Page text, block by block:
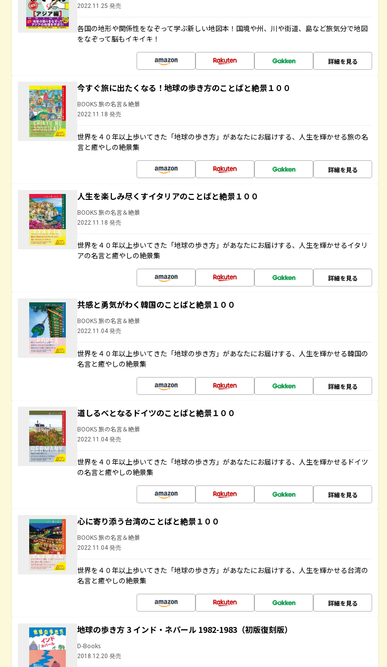
2022.11.25 発売
各国の地形や関係性をなぞって学ぶ新しい地図本！国境や州、川や街道、島など旅気分で地図
をなぞって脳もイキイキ！
詳細を見る
今すぐ旅に出たくなる！地球の歩き方のことばと絶景１００
BOOKS 旅の名言＆絶景
2022.11.18 発売
世界を４０年以上歩いてきた「地球の歩き方」があなたにお届けする、人生を輝かせる旅の名
言と癒やしの絶景集
詳細を見る
人生を楽しみ尽くすイタリアのことばと絶景１００
BOOKS 旅の名言＆絶景
2022.11.18 発売
世界を４０年以上歩いてきた「地球の歩き方」があなたにお届けする、人生を輝かせるイタリ
アの名言と癒やしの絶景集
詳細を見る
共感と勇気がわく韓国のことばと絶景１００
BOOKS 旅の名言＆絶景
2022.11.04 発売
世界を４０年以上歩いてきた「地球の歩き方」があなたにお届けする、人生を輝かせる韓国の
名言と癒やしの絶景集
詳細を見る
道しるべとなるドイツのことばと絶景１００
BOOKS 旅の名言＆絶景
2022.11.04 発売
世界を４０年以上歩いてきた「地球の歩き方」があなたにお届けする、人生を輝かせるドイツ
の名言と癒やしの絶景集
詳細を見る
心に寄り添う台湾のことばと絶景１００
BOOKS 旅の名言＆絶景
2022.11.04 発売
世界を４０年以上歩いてきた「地球の歩き方」があなたにお届けする、人生を輝かせる台湾の
名言と癒やしの絶景集
詳細を見る
地球の歩き方 3 インド・ネパール 1982-1983（初版復刻版）
D-Books
2018.12.20 発売